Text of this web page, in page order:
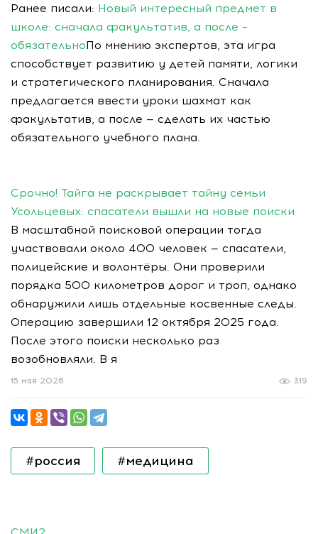
Ранее писали: Новый интересный предмет в
школе: сначала факультатив, а после –
обязательноПо мнению экспертов, эта игра
способствует развитию у детей памяти, логики
и стратегического планирования. Сначала
предлагается ввести уроки шахмат как
факультатив, а после — сделать их частью
обязательного учебного плана.
Срочно! Тайга не раскрывает тайну семьи
Усольцевых: спасатели вышли на новые поиски
В масштабной поисковой операции тогда
участвовали около 400 человек — спасатели,
полицейские и волонтёры. Они проверили
порядка 500 километров дорог и троп, однако
обнаружили лишь отдельные косвенные следы.
Операцию завершили 12 октября 2025 года.
После этого поиски несколько раз
возобновляли. В я
319
15 мая 2026
#россия #медицина